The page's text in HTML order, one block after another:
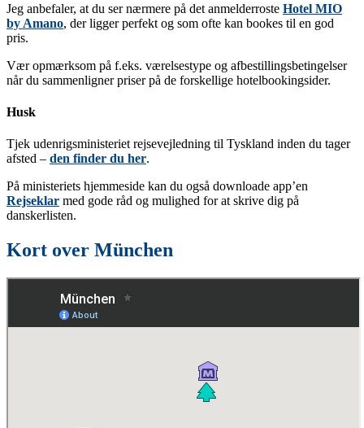
Jeg anbefaler, at du ser nærmere på det anmelderroste Hotel MIO
by Amano, der ligger perfekt og som ofte kan bookes til en god
pris.
Vær opmærksom på f.eks. værelsestype og afbestillingsbetingelser
når du sammenligner priser på de forskellige hotelbookingsider.
Husk
Tjek udenrigsministeriet rejsevejledning til Tyskland inden du tager
afsted – den finder du her.
På ministeriets hjemmeside kan du også downloade app’en
Rejseklar med gode råd og mulighed for at skrive dig på
danskerlisten.
Kort over München